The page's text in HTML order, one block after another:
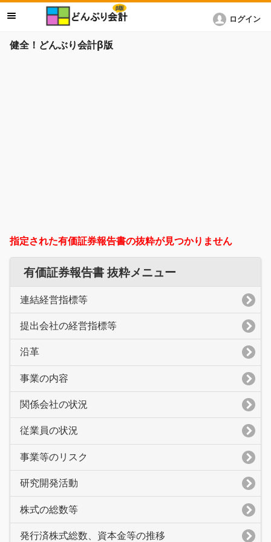
健全！どんぶり会計β版
ログイン
指定された有価証券報告書の抜粋が見つかりません
有価証券報告書 抜粋メニュー
連結経営指標等
提出会社の経営指標等
沿革
事業の内容
関係会社の状況
従業員の状況
事業等のリスク
研究開発活動
株式の総数等
発行済株式総数、資本金等の推移